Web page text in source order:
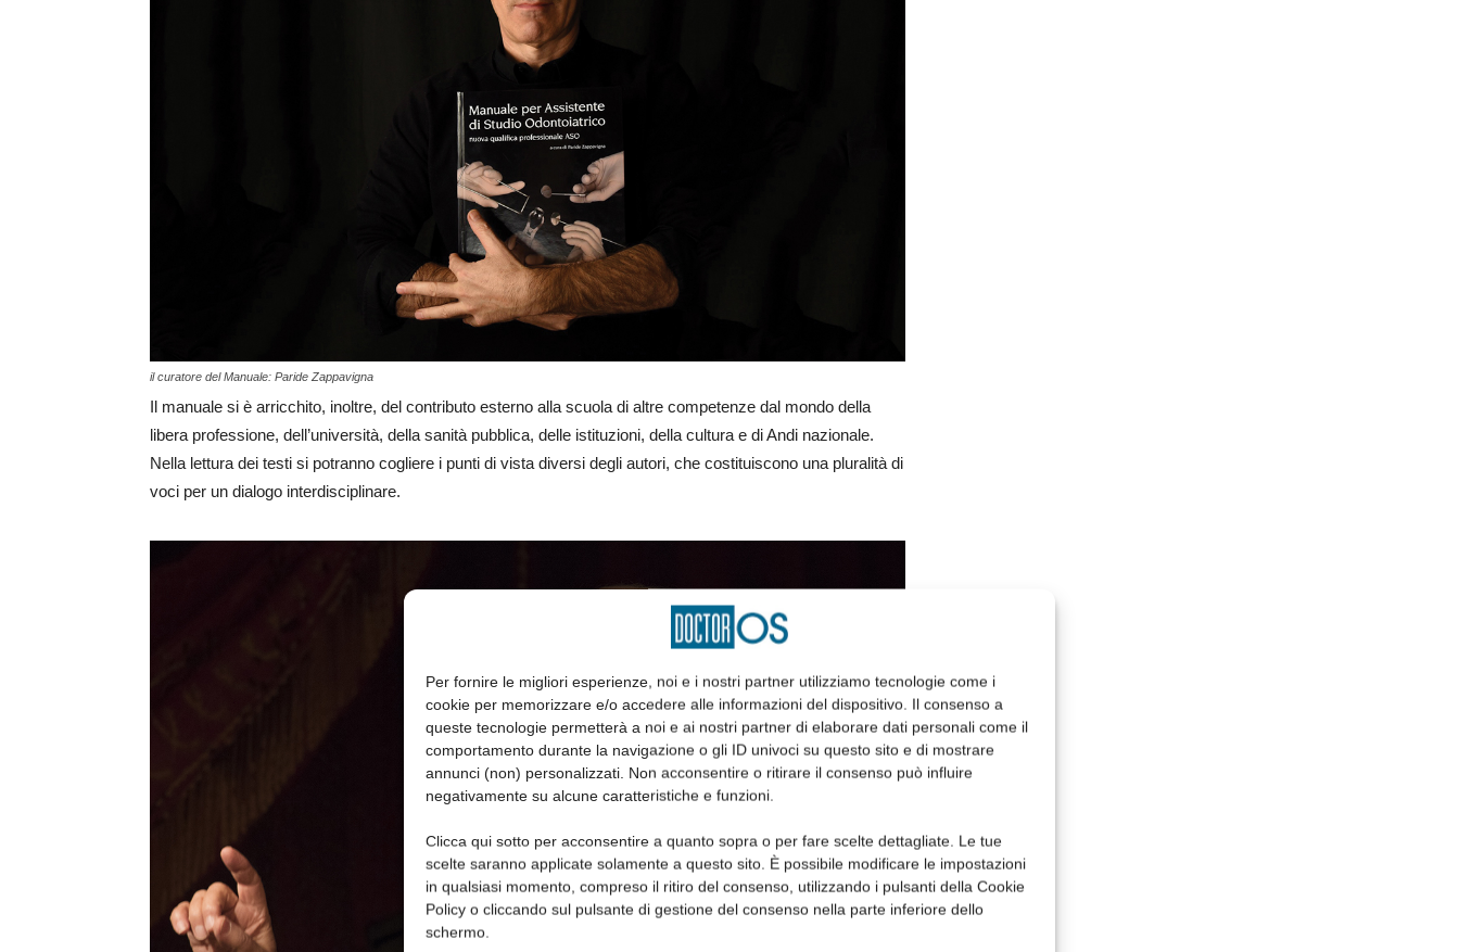
Per fornire le migliori esperienze, noi e i nostri partner utilizziamo tecnologie come i
cookie per memorizzare e/o accedere alle informazioni del dispositivo. Il consenso a
queste tecnologie permetterà a noi e ai nostri partner di elaborare dati personali come il
comportamento durante la navigazione o gli ID univoci su questo sito e di mostrare
annunci (non) personalizzati. Non acconsentire o ritirare il consenso può influire
negativamente su alcune caratteristiche e funzioni.
Clicca qui sotto per acconsentire a quanto sopra o per fare scelte dettagliate. Le tue
scelte saranno applicate solamente a questo sito. È possibile modificare le impostazioni
in qualsiasi momento, compreso il ritiro del consenso, utilizzando i pulsanti della Cookie
Policy o cliccando sul pulsante di gestione del consenso nella parte inferiore dello
schermo.
il curatore del Manuale: Paride Zappavigna
Il manuale si è arricchito, inoltre, del contributo esterno alla scuola di altre competenze dal mondo della
libera professione, dell’università, della sanità pubblica, delle istituzioni, della cultura e di Andi nazionale.
Nella lettura dei testi si potranno cogliere i punti di vista diversi degli autori, che costituiscono una pluralità di
voci per un dialogo interdisciplinare.